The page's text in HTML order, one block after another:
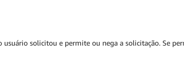
solicitou e permite ou nega a solicitação. Se